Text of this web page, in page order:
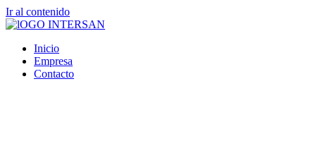
Ir al contenido
Inicio
Empresa
Contacto